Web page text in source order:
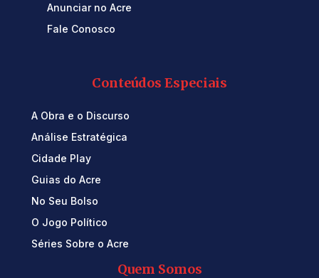
Anunciar no Acre
Fale Conosco
Conteúdos Especiais
A Obra e o Discurso
Análise Estratégica
Cidade Play
Guias do Acre
No Seu Bolso
O Jogo Político
Séries Sobre o Acre
Quem Somos